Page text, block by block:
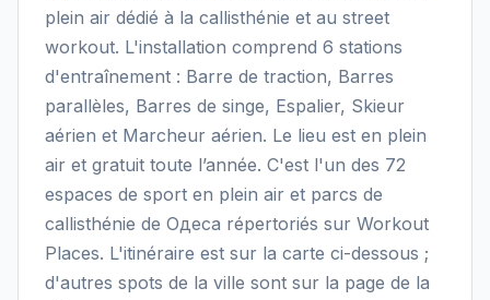
plein air dédié à la callisthénie et au street
workout. L'installation comprend 6 stations
d'entraînement : Barre de traction, Barres
parallèles, Barres de singe, Espalier, Skieur
aérien et Marcheur aérien. Le lieu est en plein
air et gratuit toute l’année. C'est l'un des 72
espaces de sport en plein air et parcs de
callisthénie de Одеса répertoriés sur Workout
Places. L'itinéraire est sur la carte ci-dessous ;
d'autres spots de la ville sont sur la page de la